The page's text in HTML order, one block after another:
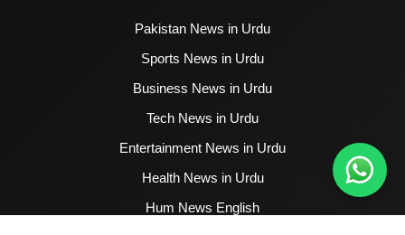
Pakistan News in Urdu
Sports News in Urdu
Business News in Urdu
Tech News in Urdu
Entertainment News in Urdu
Health News in Urdu
Hum News English